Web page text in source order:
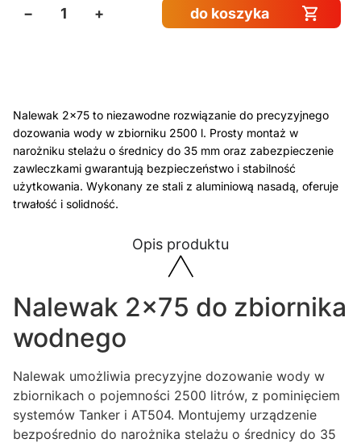
Nalewak 2×75 to niezawodne rozwiązanie do precyzyjnego
dozowania wody w zbiorniku 2500 l. Prosty montaż w
narożniku stelażu o średnicy do 35 mm oraz zabezpieczenie
zawleczkami gwarantują bezpieczeństwo i stabilność
użytkowania. Wykonany ze stali z aluminiową nasadą, oferuje
trwałość i solidność.
Opis produktu
Nalewak 2×75 do zbiornika
wodnego
Nalewak umożliwia precyzyjne dozowanie wody w
zbiornikach o pojemności 2500 litrów, z pominięciem
systemów Tanker i AT504. Montujemy urządzenie
bezpośrednio do narożnika stelażu o średnicy do 35
− + do koszyka